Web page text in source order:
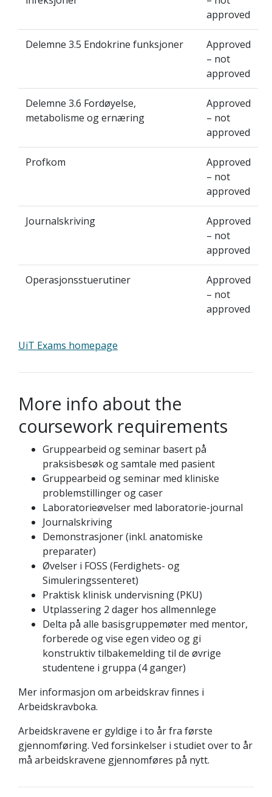
approved
Delemne 3.5 Endokrine funksjoner
Approved
– not
approved
Delemne 3.6 Fordøyelse,
metabolisme og ernæring
Approved
– not
approved
Profkom
Approved
– not
approved
Journalskriving
Approved
– not
approved
Operasjonsstuerutiner
Approved
– not
approved
UiT Exams homepage
More info about the
coursework requirements
Gruppearbeid og seminar basert på
praksisbesøk og samtale med pasient
Gruppearbeid og seminar med kliniske
problemstillinger og caser
Laboratorieøvelser med laboratorie-journal
Journalskriving
Demonstrasjoner (inkl. anatomiske
preparater)
Øvelser i FOSS (Ferdighets- og
Simuleringssenteret)
Praktisk klinisk undervisning (PKU)
Utplassering 2 dager hos allmennlege
Delta på alle basisgruppemøter med mentor,
forberede og vise egen video og gi
konstruktiv tilbakemelding til de øvrige
studentene i gruppa (4 ganger)
Mer informasjon om arbeidskrav finnes i
Arbeidskravboka.
Arbeidskravene er gyldige i to år fra første
gjennomføring. Ved forsinkelser i studiet over to år
må arbeidskravene gjennomføres på nytt.